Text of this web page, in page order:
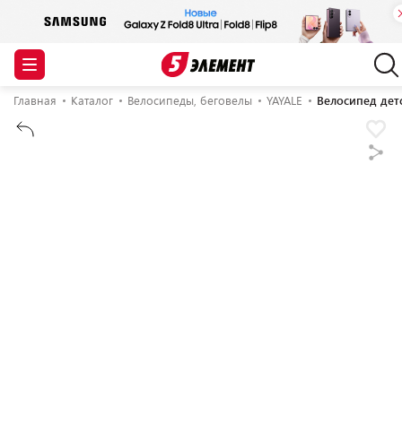
Главная Каталог Велосипеды, беговелы YAYALE Велосипед